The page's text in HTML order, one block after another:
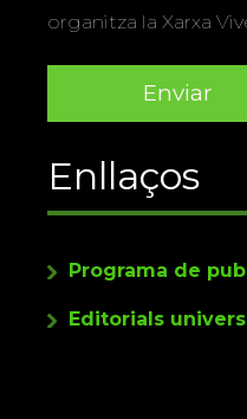
organitza la Xarxa
Enllaços
Programa de
Editorials